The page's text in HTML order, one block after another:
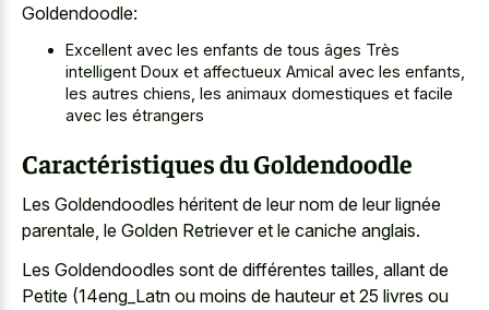
Goldendoodle:
Excellent avec les enfants de tous âges Très
intelligent Doux et affectueux Amical avec les enfants,
les autres chiens, les animaux domestiques et facile
avec les étrangers
Caractéristiques du Goldendoodle
Les Goldendoodles héritent de leur nom de leur lignée
parentale, le Golden Retriever et le caniche anglais.
Les Goldendoodles sont de différentes tailles, allant de
Petite (14eng_Latn ou moins de hauteur et 25 livres ou